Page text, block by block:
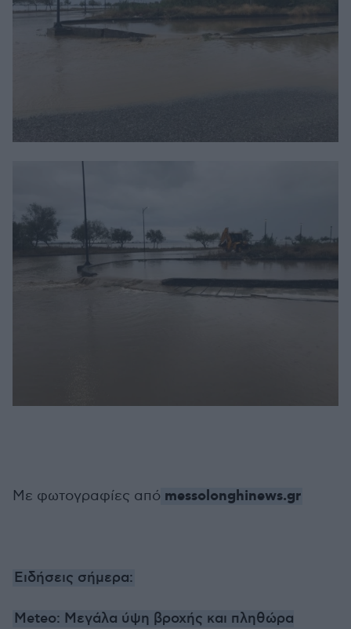
Με φωτογραφίες από messolonghinews.gr
Ειδήσεις σήμερα:
Meteo: Μεγάλα ύψη βροχής και πληθώρα